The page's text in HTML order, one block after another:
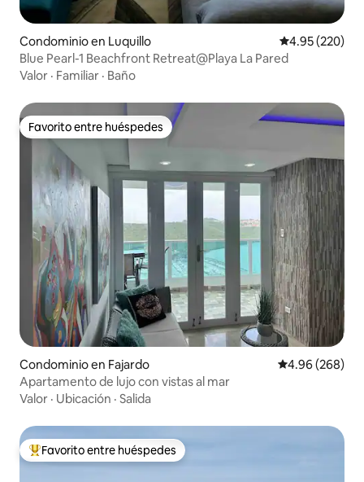
Condominio en Luquillo Calificación
4.95 (220)
Blue Pearl-1 Beachfront Retreat@Playa La Pared
Valor · Familiar · Baño
Favorito entre huéspedes
Favorito entre huéspedes
Condominio en Fajardo Calificación
4.96 (268)
Apartamento de lujo con vistas al mar
Valor · Ubicación · Salida
De los mejores en Favorito entre huéspedes
Favorito entre huéspedes